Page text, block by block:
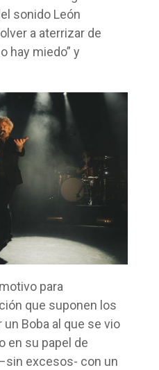
sonido León
a aterrizar de
hay miedo” y
para
que suponen los
Boba al que se vio
en su papel de
excesos- con un